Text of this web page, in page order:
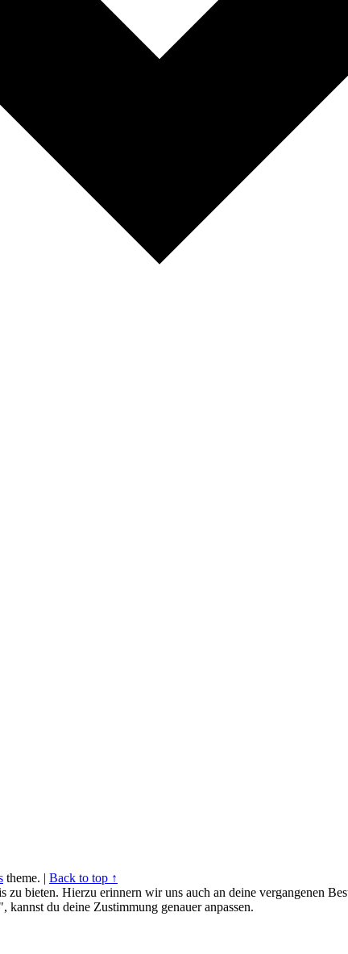
theme. | Back to top ↑
zu bieten. Hierzu erinnern wir uns auch an deine vergangenen
du deine Zustimmung genauer anpassen.